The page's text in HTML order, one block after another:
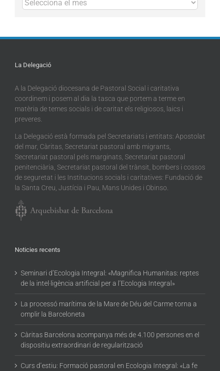
La Delegació
A la Delegació diocesana de Pastoral Social i caritativa
coordinem i posem al dia la tasca que portem a terme en
matèria de temes socials i de caritat els religiosos, laics i
preveres.
La Delegació està formada pel Secretariats i entitats: Apostolat
del mar, Càritas, Secretariat pastoral amb migrants,
Secretariat pastoral pels marginats, Secretariat pastoral
penitenciària, Secretariat pastoral del trànsit, bombers i cossos
de seguretat i les Institucions socials i caritatives: Fundació de
la Santa Creu, Justícia i Pau, Mans Unides i Obinso.
Noticies recents
Seminari d’Ecologia Integral: «Magnifica Humanitas: reptes
de la intel·ligència artificial per a l’Ecologia Integral»
La processó marítima de la Mare de Déu del Carme torna a
omplir la Barceloneta
Càritas Barcelona acompanya més de 4.100 persones en el
dispositiu extraordinari de regularització
Curs d’estiu: Formació pastoral en Ecologia Integral: «La fe